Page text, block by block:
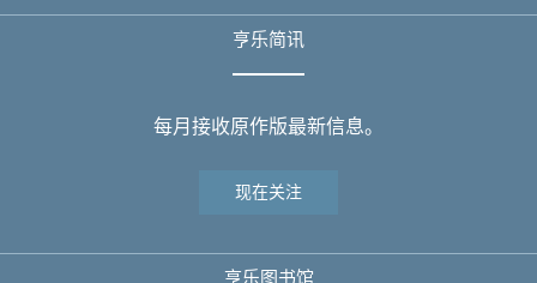
亨乐简讯
每月接收原作版最新信息。
现在关注
亨乐图书馆